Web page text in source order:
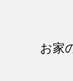
お家